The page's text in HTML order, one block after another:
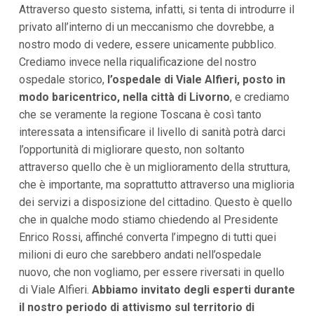
d
o
Attraverso questo sistema, infatti, si tenta di introdurre il
privato all’interno di un meccanismo che dovrebbe, a
nostro modo di vedere, essere unicamente pubblico.
Crediamo invece nella riqualificazione del nostro
ospedale storico, l’ospedale di Viale Alfieri, posto in
modo baricentrico, nella città di Livorno, e crediamo
che se veramente la regione Toscana è così tanto
interessata a intensificare il livello di sanità potrà darci
l’opportunità di migliorare questo, non soltanto
attraverso quello che è un miglioramento della struttura,
che è importante, ma soprattutto attraverso una miglioria
dei servizi a disposizione del cittadino. Questo è quello
che in qualche modo stiamo chiedendo al Presidente
Enrico Rossi, affinché converta l’impegno di tutti quei
milioni di euro che sarebbero andati nell’ospedale
nuovo, che non vogliamo, per essere riversati in quello
di Viale Alfieri. Abbiamo invitato degli esperti durante
il nostro periodo di attivismo sul territorio di